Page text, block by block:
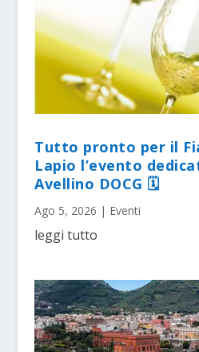
Tutto pronto per il
Lapio l’evento
Avellino DOCG 🗓
Ago 5, 2026 | Eventi
leggi tutto